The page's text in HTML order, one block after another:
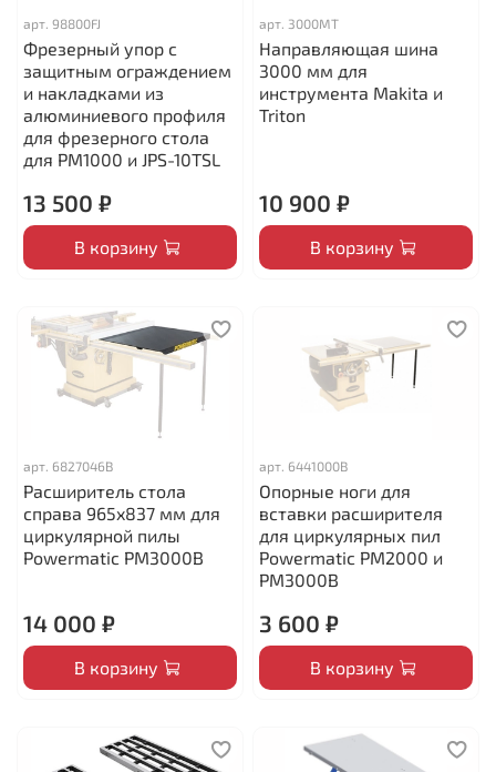
арт. 98800FJ
Фрезерный упор с
защитным ограждением
и накладками из
алюминиевого профиля
для фрезерного стола
для PM1000 и JPS-10TSL
13 500 ₽
В корзину
арт. 3000MT
Направляющая шина
3000 мм для
инструмента Makita и
Triton
10 900 ₽
В корзину
арт. 6827046B
Расширитель стола
справа 965x837 мм для
циркулярной пилы
Powermatic PM3000B
14 000 ₽
В корзину
арт. 6441000B
Опорные ноги для
вставки расширителя
для циркулярных пил
Powermatic PM2000 и
PM3000B
3 600 ₽
В корзину